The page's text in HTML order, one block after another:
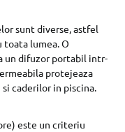
sunt diverse, astfel
lumea. O
un difuzor portabil intr-
protejeaza
caderilor in piscina.
este un criteriu